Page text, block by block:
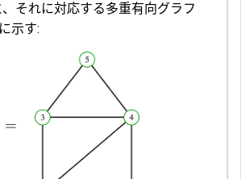
、それに対応する多重有向グラフ
示す:
=